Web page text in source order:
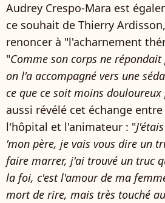
Audrey Crespo-Mara est
ce souhait de Thierry
renoncer à "l'acharnement
"Comme son corps ne
on l'a accompagné vers une
ce que ce soit moins
aussi révélé cet échange
l'hôpital et l'animateur : "
'mon père, je vais vous dire un
faire marrer, j'ai trouvé un truc
la foi, c'est l'amour de ma
mort de rire, mais très touché